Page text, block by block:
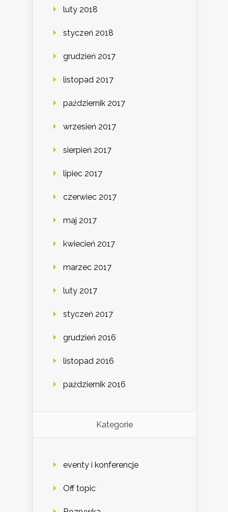
luty 2018
styczeń 2018
grudzień 2017
listopad 2017
październik 2017
wrzesień 2017
sierpień 2017
lipiec 2017
czerwiec 2017
maj 2017
kwiecień 2017
marzec 2017
luty 2017
styczeń 2017
grudzień 2016
listopad 2016
październik 2016
Kategorie
eventy i konferencje
Off topic